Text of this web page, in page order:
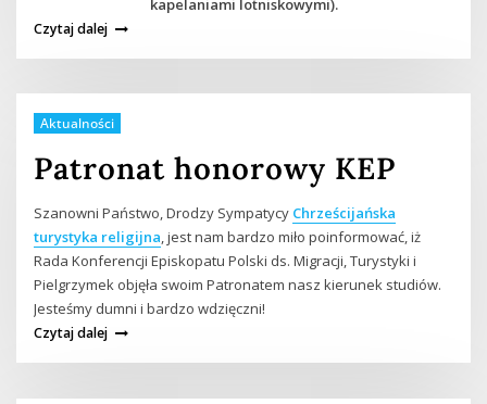
kapelaniami lotniskowymi).
Czytaj dalej
Aktualności
Patronat honorowy KEP
Szanowni Państwo, Drodzy Sympatycy Chrześcijańska
turystyka religijna, jest nam bardzo miło poinformować, iż
Rada Konferencji Episkopatu Polski ds. Migracji, Turystyki i
Pielgrzymek objęła swoim Patronatem nasz kierunek studiów.
Jesteśmy dumni i bardzo wdzięczni!
Czytaj dalej